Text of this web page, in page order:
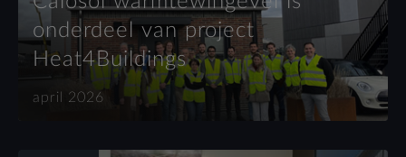
onderdeel van project
Heat4Buildings
april 2026